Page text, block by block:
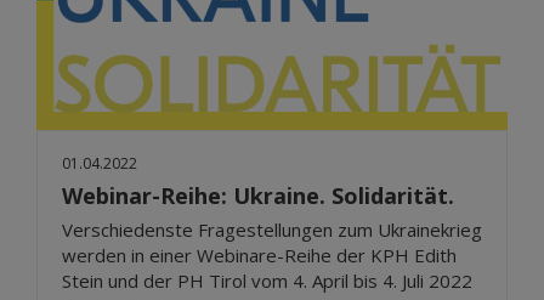
01.04.2022
Webinar-Reihe: Ukraine. Solidarität.
Verschiedenste Fragestellungen zum Ukrainekrieg
werden in einer Webinare-Reihe der KPH Edith
Stein und der PH Tirol vom 4. April bis 4. Juli 2022